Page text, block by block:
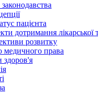
пацієнта
дотримання лікарської
розвитку
медичного права
здоров'я